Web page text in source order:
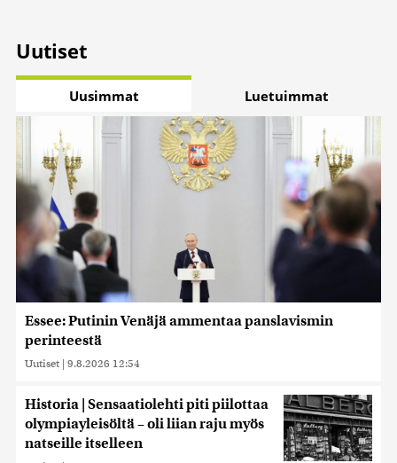
Uutiset
Uusimmat Luetuimmat
Essee: Putinin Venäjä ammentaa panslavismin
perinteestä
Uutiset | 9.8.2026 12:54
Historia | Sensaatiolehti piti piilottaa
olympiayleisöltä – oli liian raju myös
natseille itselleen